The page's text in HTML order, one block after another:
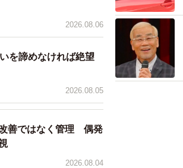
があり、『新日本三
ー担当者）
出向いてみてはいか
ません
るので、ぜ
2026.08.06
を諦めなければ絶望
2026.08.05
善ではなく管理 偶発
2026.08.04